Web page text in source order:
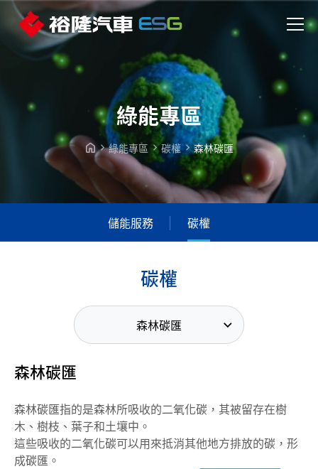
綠能專區
綠能專區 碳權 森林碳匯
儲能服務 碳權
碳權
森林碳匯
森林碳匯
森林碳匯指的是森林所吸收的二氧化碳，其被留存在樹
木、樹枝、葉子和土壤中。
這些吸收的二氧化碳可以用來抵消其他地方排放的碳，形
成碳匯。